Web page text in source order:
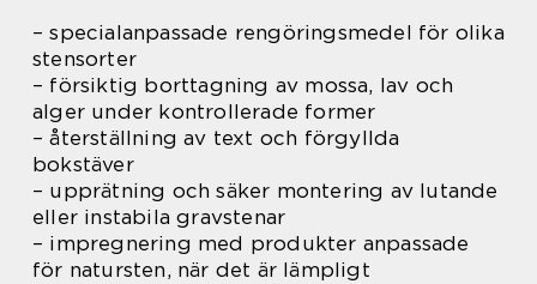
– specialanpassade rengöringsmedel för olika
stensorter
– försiktig borttagning av mossa, lav och
alger under kontrollerade former
– återställning av text och förgyllda
bokstäver
– upprätning och säker montering av lutande
eller instabila gravstenar
– impregnering med produkter anpassade
för natursten, när det är lämpligt